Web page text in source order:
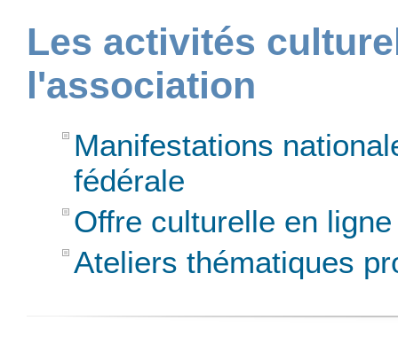
Les activités
l'association
Manifestations
fédérale
Offre culturelle en ligne
Ateliers thématiques